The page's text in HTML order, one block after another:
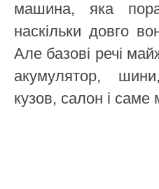
машина, яка
наскільки довго
Але базові речі
акумулятор,
кузов, салон і саме